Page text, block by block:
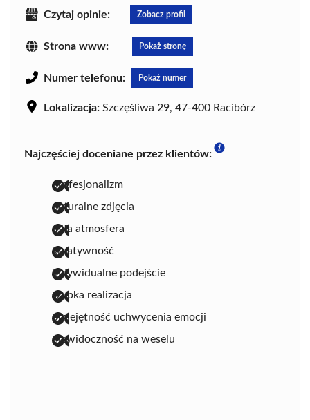
Czytaj opinie: Zobacz profil
Strona www: Pokaż stronę
Numer telefonu: Pokaż numer
Lokalizacja: Szczęśliwa 29, 47-400 Racibórz
Najczęściej doceniane przez klientów:
profesjonalizm
naturalne zdjęcia
miła atmosfera
kreatywność
indywidualne podejście
szybka realizacja
umiejętność uchwycenia emocji
niewidoczność na weselu